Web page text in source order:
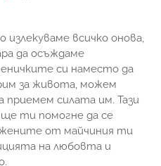
излекуваме всичко онова,
да осъждаме
си наместо да
за живота, можем
приемем силата им. Тази
ти помогне да се
от майчиния ти
на любовта и